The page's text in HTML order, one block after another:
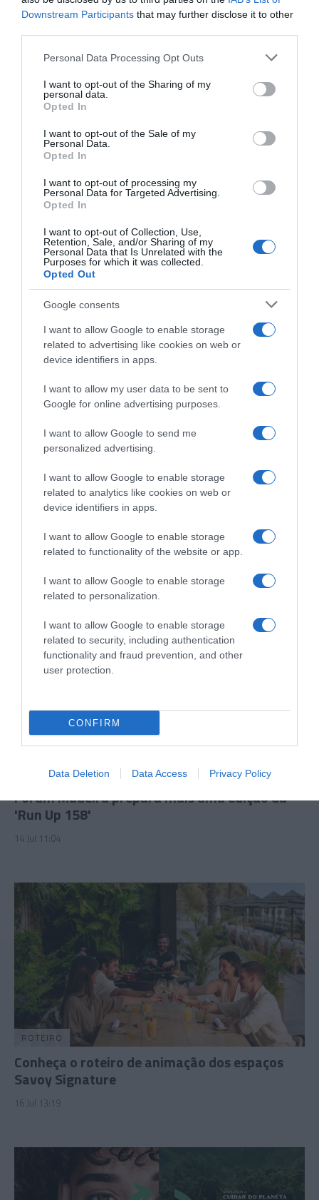
Downstream Participants that may further disclose it to other
Please note that this website/app uses one or more Google
not limited to your visit or usage behaviour. You may click to
grant or deny consent to Google and its third-party tags to
use your data for below specified purposes in below Google
consent section.
Personal Data Processing Opt Outs
I want to opt-out of the Sharing of my
personal data.
Opted In
I want to opt-out of the Sale of my
Personal Data.
Opted In
I want to opt-out of processing my
Personal Data for Targeted Advertising.
Opted In
I want to opt-out of Collection, Use,
Retention, Sale, and/or Sharing of my
Personal Data that Is Unrelated with the
Purposes for which it was collected.
Opted Out
Google consents
I want to allow Google to enable storage
related to advertising like cookies on web or
device identifiers in apps.
I want to allow my user data to be sent to
Google for online advertising purposes.
I want to allow Google to send me
personalized advertising.
I want to allow Google to enable storage
related to analytics like cookies on web or
device identifiers in apps.
I want to allow Google to enable storage
related to functionality of the website or app.
I want to allow Google to enable storage
related to personalization.
I want to allow Google to enable storage
related to security, including authentication
functionality and fraud prevention, and other
user protection.
CONFIRM
Data Deletion Data Access Privacy Policy
Guloso celebra 80 anos e lança campanha ‘A
Origem’
16 Jul 15:16
PESSOAS
Rotary Clube do Funchal lança website oficial
16 Jul 13:32
PRODUTOS E MARCAS
Forum Madeira lança nova APP e clube de
fidelização
16 Jul 13:30
PRODUTOS E MARCAS
Forum Madeira prepara mais uma edição da
'Run Up 158'
14 Jul 11:04
ROTEIRO
Conheça o roteiro de animação dos espaços
Savoy Signature
16 Jul 13:19